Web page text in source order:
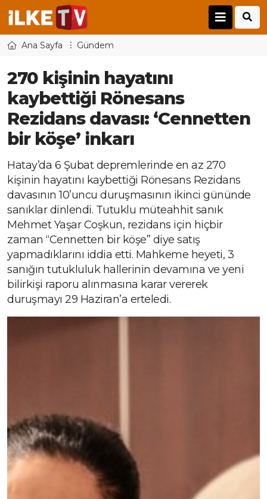
Ana Sayfa Gündem
270 kişinin hayatını
kaybettiği Rönesans
Rezidans davası: ‘Cennetten
bir köşe’ inkarı
Hatay’da 6 Şubat depremlerinde en az 270
kişinin hayatını kaybettiği Rönesans Rezidans
davasının 10’uncu duruşmasının ikinci gününde
sanıklar dinlendi. Tutuklu müteahhit sanık
Mehmet Yaşar Coşkun, rezidans için hiçbir
zaman “Cennetten bir köşe” diye satış
yapmadıklarını iddia etti. Mahkeme heyeti, 3
sanığın tutukluluk hallerinin devamına ve yeni
bilirkişi raporu alınmasına karar vererek
duruşmayı 29 Haziran’a erteledi.